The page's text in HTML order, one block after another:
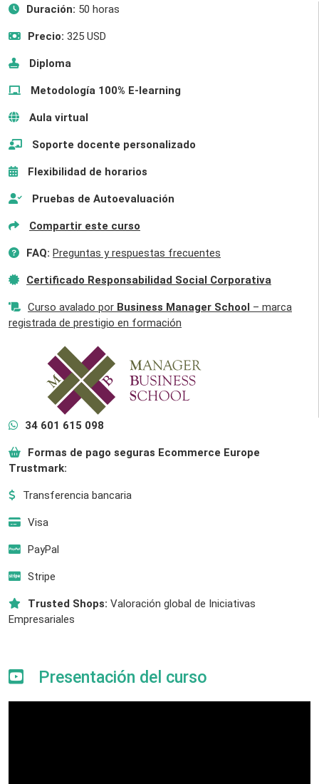
Duración: 50 horas
Precio: 325 USD
Diploma
Metodología 100% E-learning
Aula virtual
Soporte docente personalizado
Flexibilidad de horarios
Pruebas de Autoevaluación
Compartir este curso
FAQ: Preguntas y respuestas frecuentes
Certificado Responsabilidad Social Corporativa
Curso avalado por Business Manager School – marca
registrada de prestigio en formación
34 601 615 098
Formas de pago seguras Ecommerce Europe
Trustmark:
Transferencia bancaria
Visa
PayPal
Stripe
Trusted Shops: Valoración global de Iniciativas
Empresariales
Presentación del curso